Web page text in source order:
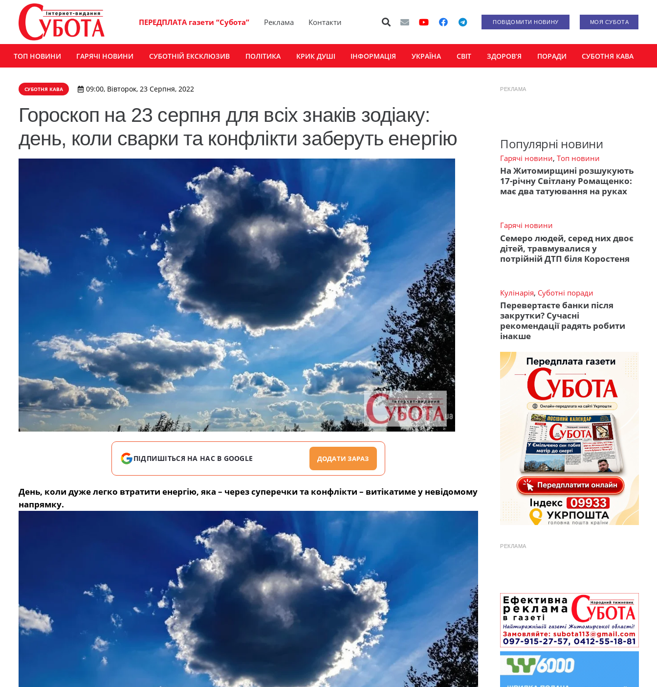
ПЕРЕДПЛАТА газети “Субота” Реклама Контакти ПОВІДОМИТИ НОВИНУ МОЯ СУБОТА
ТОП НОВИНИ ГАРЯЧІ НОВИНИ СУБОТНІЙ ЕКСКЛЮЗИВ ПОЛІТИКА КРИК ДУШІ ІНФОРМАЦІЯ УКРАЇНА СВІТ ЗДОРОВ’Я ПОРАДИ СУБОТНЯ КАВА
СУБОТНЯ КАВА 09:00, Вівторок, 23 Серпня, 2022
Гороскоп на 23 серпня для всіх знаків зодіаку:
день, коли сварки та конфлікти заберуть енергію
ПІДПИШІТЬСЯ НА НАС В GOOGLE ДОДАТИ ЗАРАЗ
День, коли дуже легко втратити енергію, яка – через суперечки та конфлікти – витікатиме у невідомому
напрямку.
РЕКЛАМА
Популярні новини
Гарячі новини, Топ новини
На Житомирщині розшукують
17-річну Світлану Ромащенко:
має два татуювання на руках
Гарячі новини
Семеро людей, серед них двоє
дітей, травмувалися у
потрійній ДТП біля Коростеня
Кулінарія, Суботні поради
Перевертаєте банки після
закрутки? Сучасні
рекомендації радять робити
інакше
РЕКЛАМА